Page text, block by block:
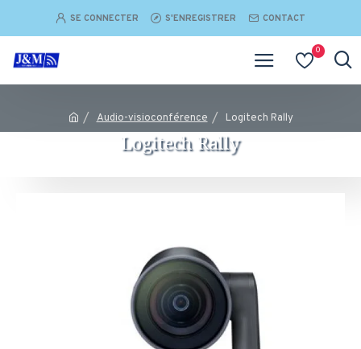
SE CONNECTER S'ENREGISTRER CONTACT
0
Audio-visioconférence Logitech Rally
Logitech Rally